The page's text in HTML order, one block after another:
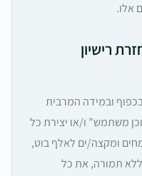
אלו.
רישיון
ובמידה המרבית
משתמש” ו/או יצירת כל
ומקצה/ים לאלף בוט,
תמורה, את כל